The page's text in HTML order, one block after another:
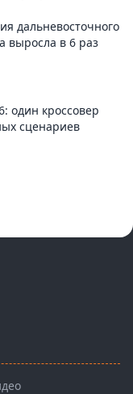
дальневосточного
выросла в 6 раз
один кроссовер
сценариев